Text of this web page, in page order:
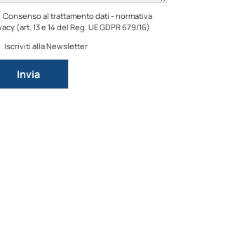
Consenso al trattamento dati - normativa
(art. 13 e 14 del Reg. UE GDPR 679/16)
Iscriviti alla Newsletter